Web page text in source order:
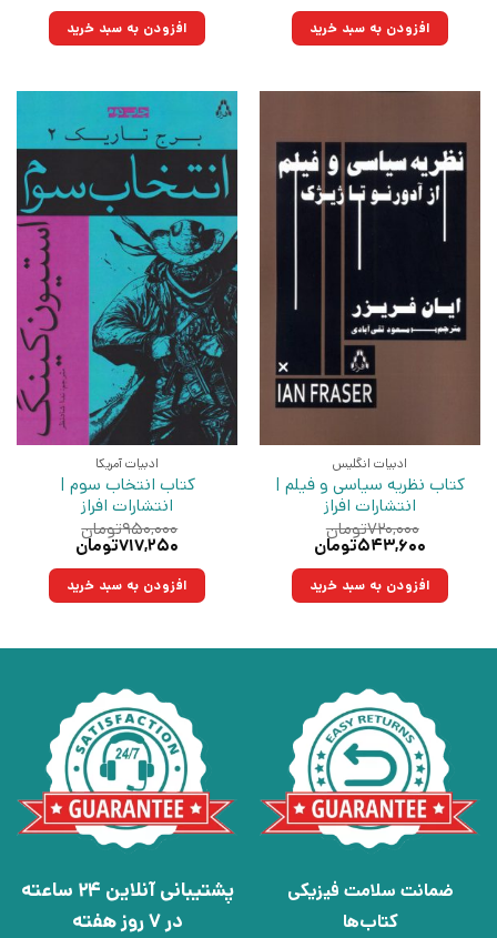
بود.
افزودن به سبد خرید ۳۰۰,۰۰۰تومان
بود.
۲۲۶,۵۰۰تومان.افزودن به سبد خرید
ادبیات انگلیس
کتاب نظریه سیاسی و فیلم |
انتشارات افراز
۷۲۰,۰۰۰تومان
قیمت
۷۲۰,۰۰۰تومان
بود.
۵۴۳,۶۰۰تومان
۵۴۳,۶۰۰تومان.افزودن به سبد خرید
ادبیات آمریکا
کتاب انتخاب سوم |
انتشارات افراز
۹۵۰,۰۰۰تومان
قیمت
۹۵۰,۰۰۰تومان
بود.
۷۱۷,۲۵۰تومان
۷۱۷,۲۵۰تومان.افزودن به سبد خرید
ضمانت سلامت فیزیکی
کتاب‌ها
پشتیبانی آنلاین 24 ساعته
در 7 روز هفته